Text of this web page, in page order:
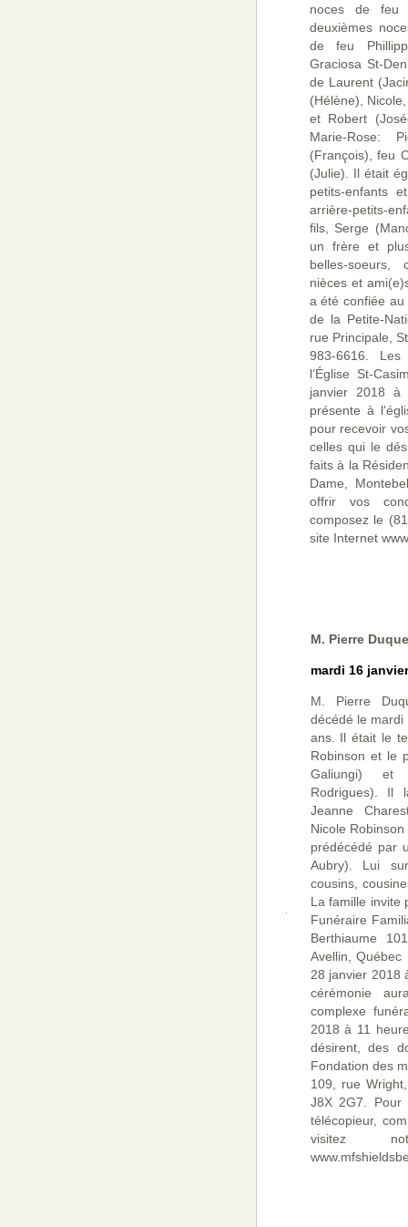
noces de feu
deuxièmes
de feu
Graciosa St-
de Laurent
(Hélène),
et Robert
Marie-Rose:
(François), feu
(Julie). Il était
petits-enfants
arrière-petits-
fils, Serge
un frère et
belles-soeurs,
nièces et
a été confiée au
de la Petite-
rue Principale,
983-6616.
l’Église St-
janvier 2018 à
présente à
pour recevoir
celles qui le
faits à la
Dame,
offrir vos
composez le
site Internet
M. Pierre
mardi 16
M. Pierre
décédé le
ans. Il était le
Robinson et le
Galiungi) et
Rodrigues). Il
Jeanne
Nicole
prédécédé par
Aubry). Lui
cousins,
La famille invite
Funéraire
Berthiaume
Avellin,
28 janvier 2018
cérémonie
complexe
2018 à 11
désirent, des
Fondation des
109, rue
J8X 2G7. Pour
télécopieur,
visitez